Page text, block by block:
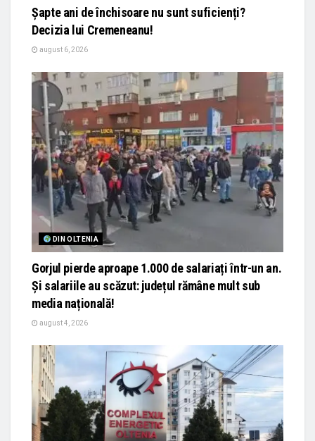
Șapte ani de închisoare nu sunt suficienți?
Decizia lui Cremeneanu!
august 6, 2026
DIN OLTENIA
Gorjul pierde aproape 1.000 de salariați într-un an.
Și salariile au scăzut: județul rămâne mult sub
media națională!
august 4, 2026